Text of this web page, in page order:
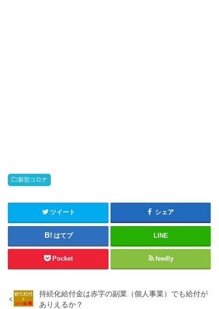
新型コロナ
ツイート シェア
はてブ LINE
Pocket feedly
持続化給付金は赤字の副業（個人事業）でも給付が
ありえるか？